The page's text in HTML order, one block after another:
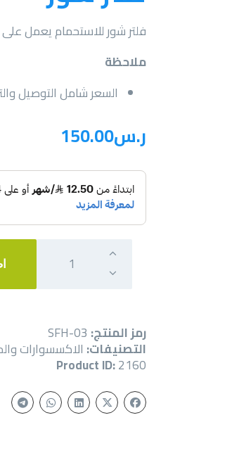
فلتر شور للاستحمام يعمل على
ملاحظة
السعر شامل التوصيل
ر.س 150.00
رمز المنتج: SFH-03
التصنيفات: الاكسسوارات
Product ID:2160